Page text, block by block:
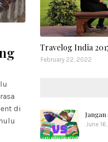
di
Travelog India
February 22, 2022
June